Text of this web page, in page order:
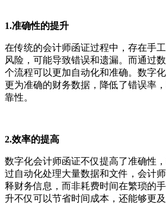
1.准确性的提升
在传统的会计师函证过程中，存在手
风险，可能导致错误和遗漏。而通过
个流程可以更加自动化和准确。数字
更为准确的财务数据，降低了错误率
靠性。
2.效率的提高
数字化会计师函证不仅提高了准确性
过自动化处理大量数据和文件，会计
释财务信息，而非耗费时间在繁琐的
升不仅可以节省时间成本，还能够更